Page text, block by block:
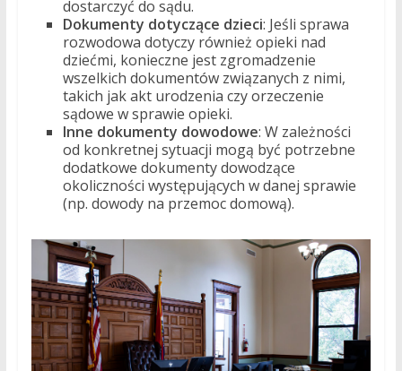
dostarczyć do sądu.
Dokumenty dotyczące dzieci: Jeśli sprawa
rozwodowa dotyczy również opieki nad
dziećmi, konieczne jest zgromadzenie
wszelkich dokumentów związanych z nimi,
takich jak akt urodzenia czy orzeczenie
sądowe w sprawie opieki.
Inne dokumenty dowodowe: W zależności
od konkretnej sytuacji mogą być potrzebne
dodatkowe dokumenty dowodzące
okoliczności występujących w danej sprawie
(np. dowody na przemoc domową).